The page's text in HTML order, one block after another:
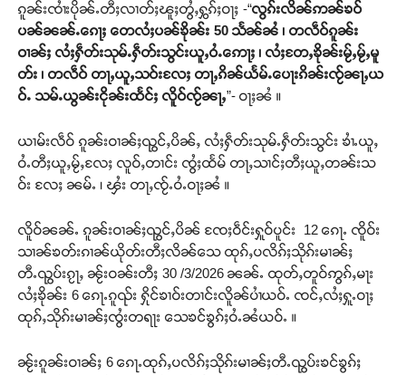
ၵူၼ်းၸၢႆးပိုၼ်ႉတီႈလၢတ်ႈၽူႈတွႆႇႁွၵ်ႈဝႃႈ -“လွၵ်းလိၼ်ဢၼ်ၶဝ်
ပၼ်ၼၼ်ႉၵေႃႈ တေလႆႈပၼ်ၶိုၼ်း 50 သႅၼ်ၼႆ ၊ တလဵဝ်ၵူၼ်း
ဝၢၼ်ႈ လႆႈႁဵတ်းသုမ်ႉႁဵတ်းသွင်းယူႇဝႆႉဢေႃႈ ၊ လႆႈတႄႇၶိုၼ်းမႂ်ႇမႂ်ႇမူ
တ်း ၊ တလဵဝ် တႃႇယူႇသဝ်းလႄႈ တႃႇၵိၼ်ယႅမ်ႉပေႃးၵိၼ်းၸႂ်ၼႃႇယ
ဝ်ႉ သမ်ႉယွၼ်းငိုၼ်းထႅင်ႈ လိူဝ်ၸႂ်ၼႃႇ”- ဝႃႈၼႆ ။
ယၢမ်းလဵဝ် ၵူၼ်းဝၢၼ်ႈၺွင်ႇပိၼ်ႇ လႆႈႁဵတ်းသုမ်ႉႁဵတ်းသွင်း ၶၢႆႉယူႇ
ဝႆႉတီႈယူႇမႂ်ႇလႄႈ လူဝ်ႇတၢင်း ၸွႆႈထႅမ် တႃႇသၢင်ႈတီႈယူႇတၼ်းသ
ဝ်း လႄႈ ၼမ်ႉ ၊ ၾႆး တႃႇၸႂ်ႉဝႆႉဝႃႈၼႆ ။
လိူဝ်ၼၼ်ႉ ၵူၼ်းဝၢၼ်ႈၺွင်ႇပိၼ် ၸႄႈဝဵင်းႁူဝ်ပူင်း 12 ၵေႃႉ ၸိူဝ်း
သၢၼ်ၶတ်းၵၢၼ်ယိုတ်းတီႈလိၼ်သေ ထုၵ်ႇပလိၵ်ႈသိုၵ်းမၢၼ်ႈ
တီႉၺွပ်းၵႂႃႇ ၼႂ်းဝၼ်းတီႈ 30 /3/2026 ၼၼ်ႉ ထုတ်ႇတူဝ်ဢွၵ်ႇမႃး
လႆႈၶိုၼ်း 6 ၵေႃႉၵူၺ်း ႁိုင်ၶၢဝ်းတၢင်းလိူၼ်ပၢႆယဝ်ႉ ၸင်ႇလႆႈႁူႉဝႃႈ
ထုၵ်ႇသိုၵ်းမၢၼ်ႈၸွႆးတရႃး သေၶင်ၶွၵ်ႈဝႆႉၼႆယဝ်ႉ ။
ၼႂ်းၵူၼ်းဝၢၼ်ႈ 6 ၵေႃႉထုၵ်ႇပလိၵ်ႈသိုၵ်းမၢၼ်ႈတီႉၺွပ်းၶင်ၶွၵ်ႈ